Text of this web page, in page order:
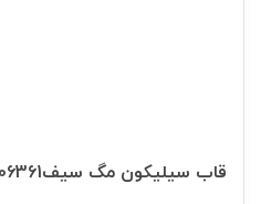
قاب سیلیکون مگ سیفC006361